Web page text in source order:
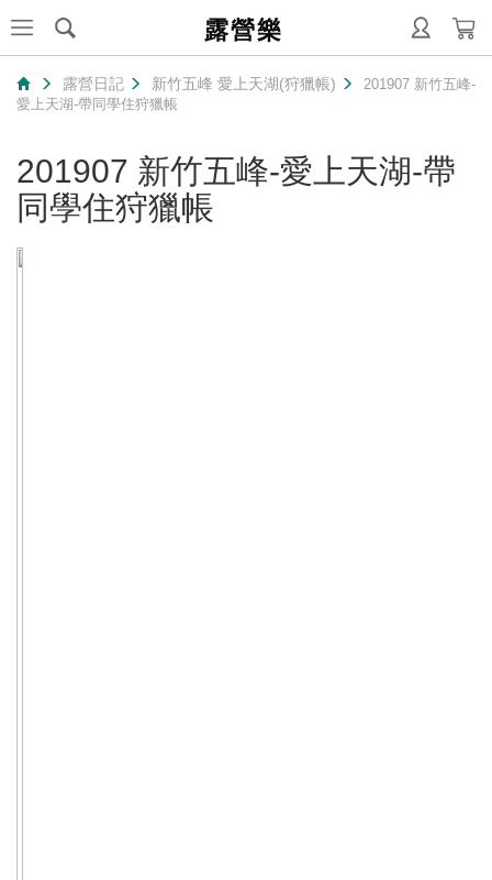
露營樂
露營日記 新竹五峰 愛上天湖(狩獵帳)
201907 新竹五峰-
愛上天湖-帶同學住狩獵帳
201907 新竹五峰-愛上天湖-帶
同學住狩獵帳